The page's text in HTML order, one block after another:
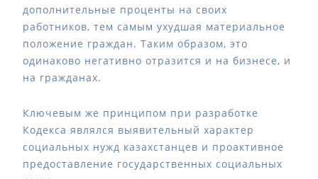
дополнительные проценты на своих
работников, тем самым ухудшая материальное
положение граждан. Таким образом, это
одинаково негативно отразится и на бизнесе, и
на гражданах.
Ключевым же принципом при разработке
Кодекса являлся выявительный характер
социальных нужд казахстанцев и проактивное
предоставление государственных социальных